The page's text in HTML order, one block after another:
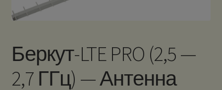
Беркут-LTE PRO (2,5 —
2,7 ГГц) — Антенна